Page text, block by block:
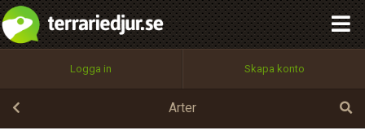
Logga in Skapa konto
Arter
Utför
100%
OK
integritetspolicy
Namn:
Epost:
Begär nytt lösenord
Tillbaka till förstasidan